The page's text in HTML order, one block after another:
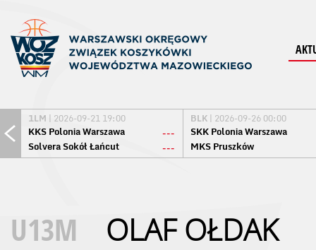
1LM | 2026-09-21 19:00
KKS Polonia Warszawa
---
Solvera Sokół Łańcut
---
BLK | 2026-09-26 00:00
SKK Polonia Warszawa
MKS Pruszków
U13M OLAF OŁDAK